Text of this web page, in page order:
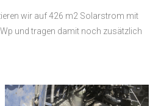
wir auf 426 m2 Solarstrom mit
und tragen damit noch zusätzlich